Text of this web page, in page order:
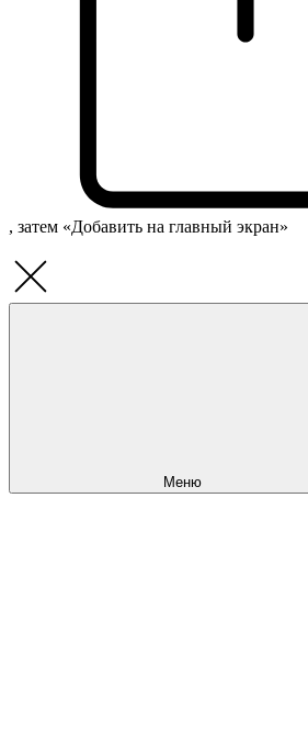
, затем «Добавить на главный экран»
Меню